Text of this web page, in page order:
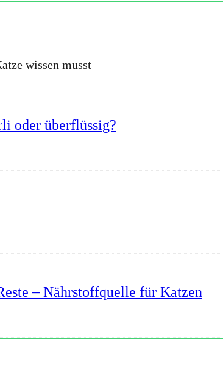
wissen musst
oder überflüssig?
– Nährstoffquelle für Katzen